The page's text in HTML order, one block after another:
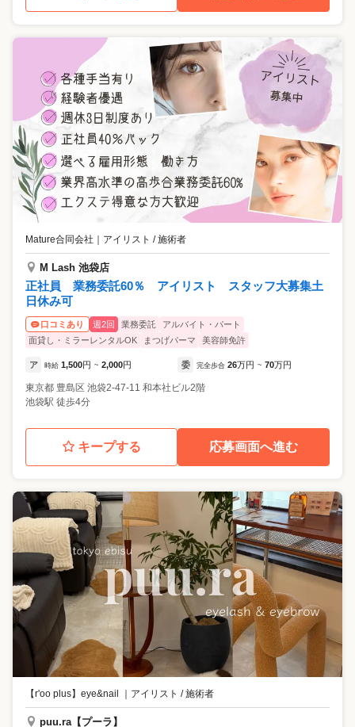
Mature合同会社 アイリスト / 施術者
M Lash 池袋店
正社員 業務委託60％ アイリスト スタッフ大募集土
日休み可
口コミあり 週2回 業務委託
アルバイト・パート
面貸し・ミラーレンタルOK
まつげパーマ 美容師免許
ア 時給 1,500円 ~ 2,000円 委 完全歩合 26万円 ~ 70万円
東京都 豊島区 池袋2-47-11 和本社ビル2階
池袋駅 徒歩4分
キープする 応募画面へ進む
【r'oo plus】eye&nail アイリスト / 施術者
puu.ra【プーラ】